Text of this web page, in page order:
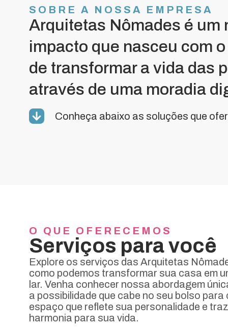
SOBRE A NOSSA EMPRESA
Arquitetas Nômades é um
impacto que nasceu com
de transformar a vida das
através de uma moradia
Conheça abaixo as soluções que
O QUE OFERECEMOS
Serviços para você
Explore os serviços das Arquitetas
como podemos transformar sua casa em
lar. Venha conhecer nossa abordagem
a possibilidade que cabe no seu bolso para
espaço que reflete sua personalidade e
harmonia para sua vida.